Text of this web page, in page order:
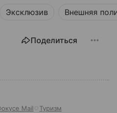
Эксклюзив Внешняя
Поделиться
Mail Туризм